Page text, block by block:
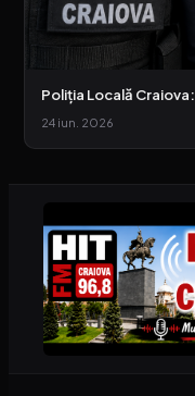
Poliția Locală
24 iun. 2026